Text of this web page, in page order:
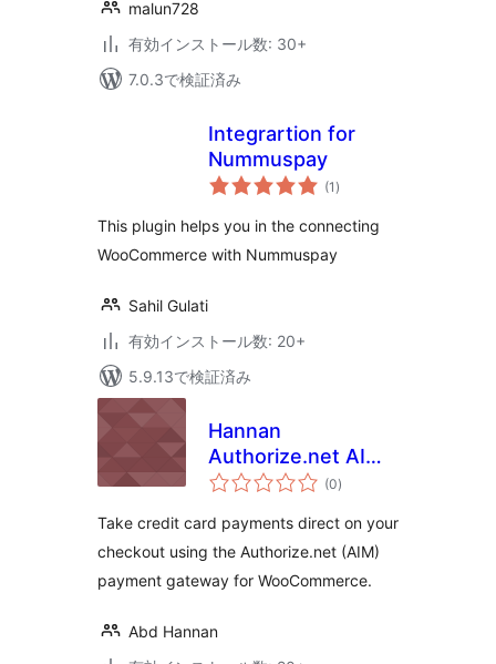
malun728
有効インストール数: 30+
7.0.3で検証済み
Integrartion for
Nummuspay
(1 個
の
価
)
This plugin helps you in the connecting
WooCommerce with Nummuspay
Sahil Gulati
有効インストール数: 20+
5.9.13で検証済み
Hannan
Authorize.net AIM –
WooCommerce
(0個
の
価
)
Take credit card payments direct on your
checkout using the Authorize.net (AIM)
payment gateway for WooCommerce.
Abd Hannan